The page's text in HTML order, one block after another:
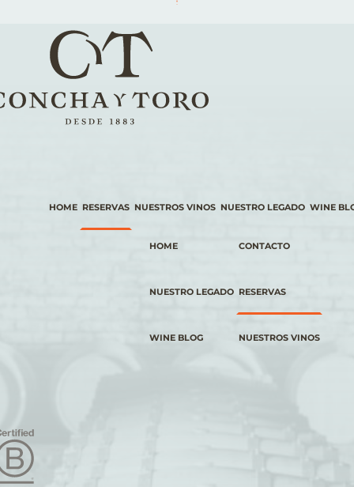
HOME RESERVAS NUESTROS VINOS NUESTRO LEGADO WINE
HOME
NUESTRO LEGADO
WINE BLOG
CONTACTO
RESERVAS
NUESTROS VINOS